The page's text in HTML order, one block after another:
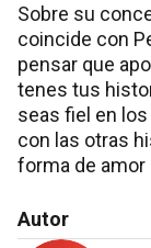
Sobre su
coincide con
pensar que
tenes tus
seas fiel en
con las otras
forma de amor
Autor